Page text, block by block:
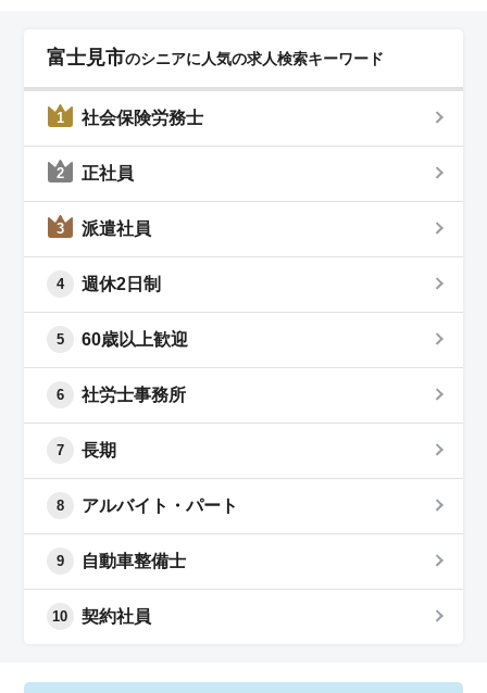
富士見市のシニアに人気の求人検索キーワード
1 社会保険労務士
2 正社員
3 派遣社員
4 週休2日制
5 60歳以上歓迎
6 社労士事務所
7 長期
8 アルバイト・パート
9 自動車整備士
10 契約社員